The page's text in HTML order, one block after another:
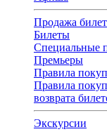
Продажа
Билеты
Специальные
Премьеры
Правила
Правила
возврата
Экскурсии